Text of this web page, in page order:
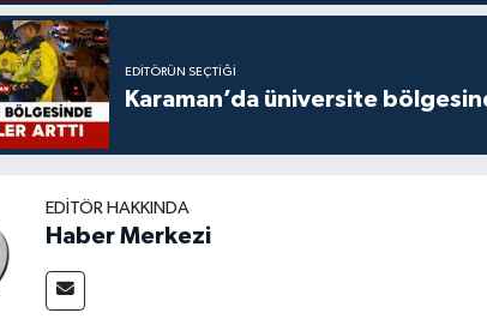
EDITÖRÜN SEÇTIĞI
Karaman’da üniversite
EDITÖR HAKKINDA
Haber Merkezi